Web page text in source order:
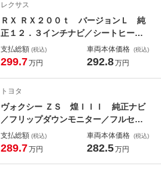
ラインドスポットモニター
レクサス
ＲＸ ＲＸ２００ｔ バージョンＬ 純
正１２．３インチナビ／シートヒータ
ー／ＥＴＣ２．０／レザーシート／ヘ
ッドアップディスプレイ／ブラインド
ケンシャルウインカー／ＵＳＢ
支払総額 (税込)
299.7万円
車両本体価格 (税込)
292.8万円
トヨタ
ヴォクシー ＺＳ 煌ＩＩＩ 純正ナビ
／フリップダウンモニター／フルセグ
ＴＶ／バックカメラ／ドライブレコー
ダー／ＥＴＣ／衝突軽減ブレーキ／レ
支払総額 (税込)
289.7万円
車両本体価格 (税込)
282.5万円